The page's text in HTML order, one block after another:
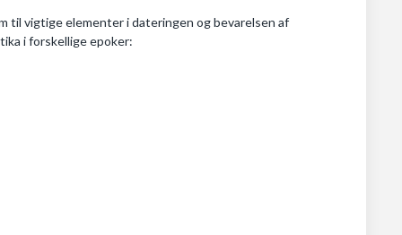
til vigtige elementer i dateringen og bevarelsen af
i forskellige epoker: